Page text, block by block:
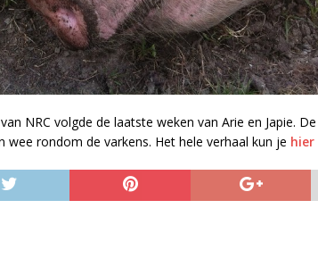
NRC volgde de laatste weken van Arie en Japie.
wee rondom de varkens. Het hele verhaal kun je hier